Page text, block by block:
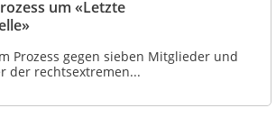
um «Letzte
Prozess gegen sieben Mitglieder und
der rechtsextremen...